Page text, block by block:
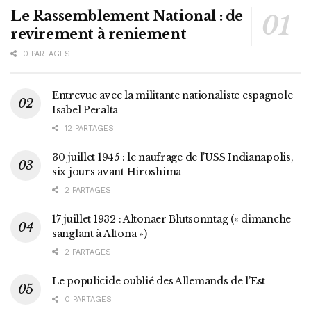
Le Rassemblement National : de
revirement à reniement
0 PARTAGES
Entrevue avec la militante nationaliste espagnole
Isabel Peralta
12 PARTAGES
30 juillet 1945 : le naufrage de l’USS Indianapolis,
six jours avant Hiroshima
2 PARTAGES
17 juillet 1932 : Altonaer Blutsonntag (« dimanche
sanglant à Altona »)
2 PARTAGES
Le populicide oublié des Allemands de l’Est
0 PARTAGES